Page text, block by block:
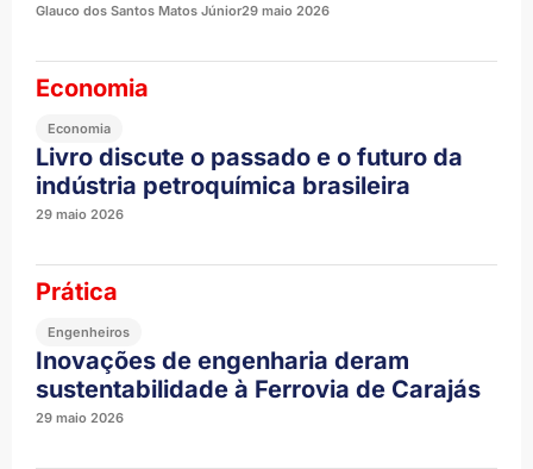
Glauco dos Santos Matos Júnior29 maio 2026
Economia
Economia
Livro discute o passado e o futuro da
indústria petroquímica brasileira
29 maio 2026
Prática
Engenheiros
Inovações de engenharia deram
sustentabilidade à Ferrovia de Carajás
29 maio 2026